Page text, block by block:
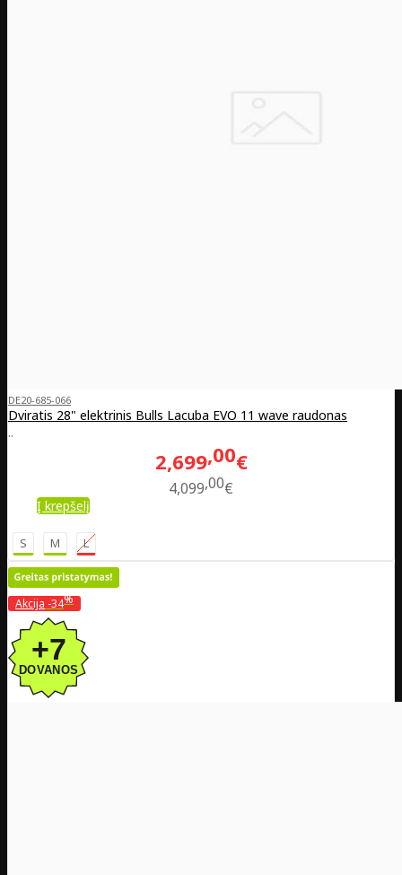
DE20-685-066
Dviratis 28" elektrinis Bulls Lacuba EVO 11 wave raudonas
..
2,699 00€
4,099 00€
Į krepšelį
S M L
Akcija -34%